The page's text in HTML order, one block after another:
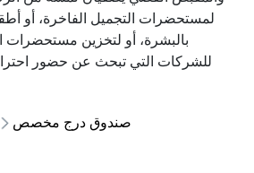
لمستحضرات التجميل الفاخرة، أو أطقم
بالبشرة، أو لتخزين مستحضرات
للشركات التي تبحث عن حضور
صندوق درج مخصص